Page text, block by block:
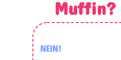
Muffin?
NEIN!